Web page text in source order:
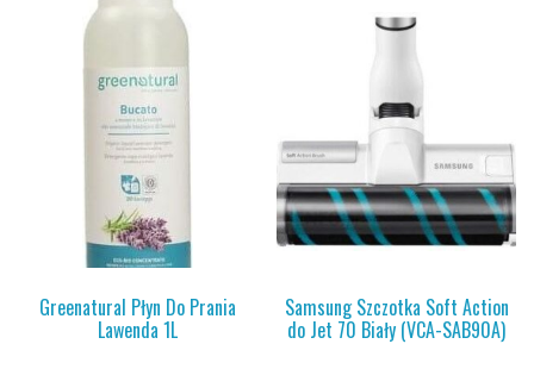
Greenatural Płyn Do Prania
Lawenda 1L
Samsung Szczotka Soft Action
do Jet 70 Biały (VCA-SAB90A)